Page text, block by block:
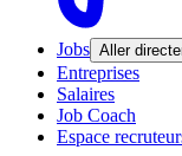
Jobs Aller
Entreprises
Salaires
Job Coach
Espace